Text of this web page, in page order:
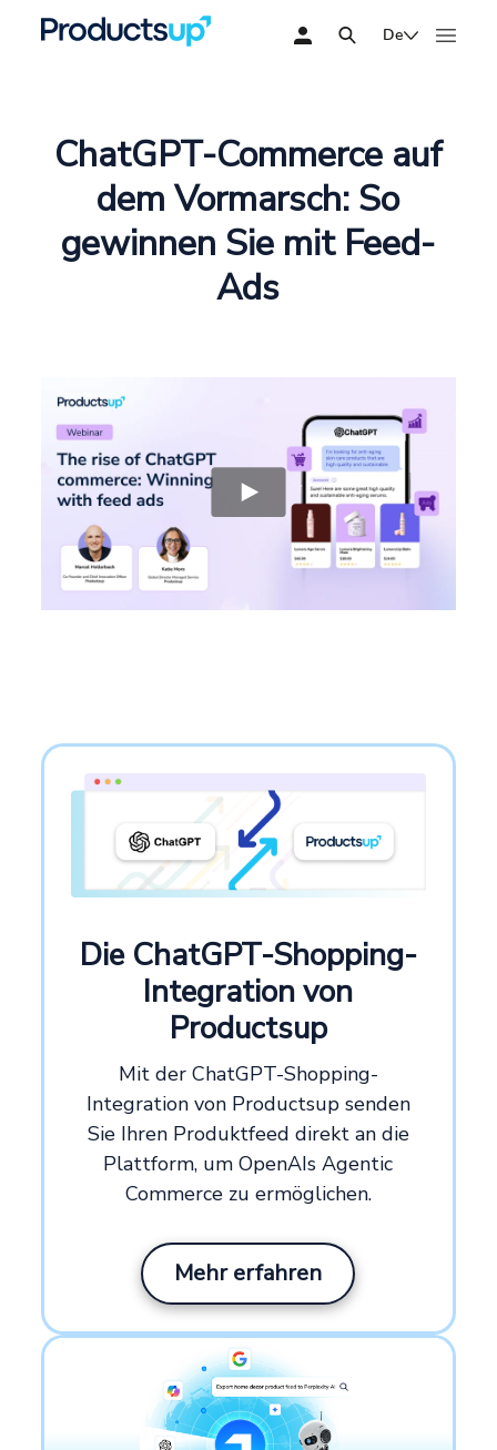
De
ChatGPT-Commerce auf
dem Vormarsch: So
gewinnen Sie mit Feed-
Ads
Die ChatGPT-Shopping-
Integration von
Productsup
Mit der ChatGPT-Shopping-
Integration von Productsup senden
Sie Ihren Produktfeed direkt an die
Plattform, um OpenAIs Agentic
Commerce zu ermöglichen.
Mehr erfahren